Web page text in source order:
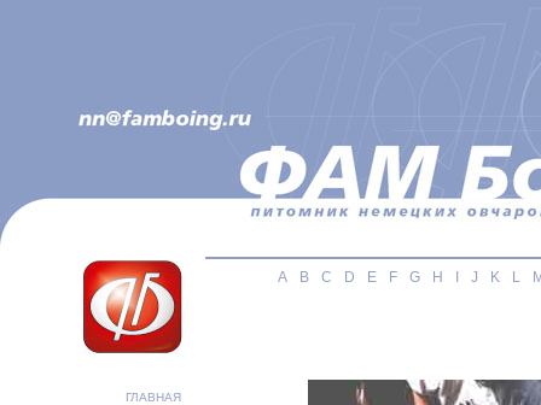
ГЛАВНАЯ
A B C D E F G H J K L